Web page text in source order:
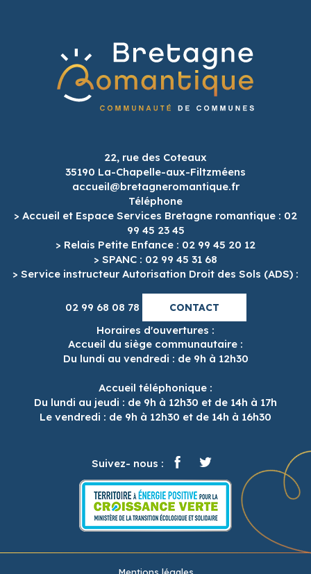
22, rue des Coteaux
35190 La-Chapelle-aux-Filtzméens
accueil@bretagneromantique.fr
Téléphone
> Accueil et Espace Services Bretagne romantique : 02
99 45 23 45
> Relais Petite Enfance : 02 99 45 20 12
> SPANC : 02 99 45 31 68
> Service instructeur Autorisation Droit des Sols (ADS) :
02 99 68 08 78 CONTACT
Horaires d'ouvertures :
Accueil du siège communautaire :
Du lundi au vendredi : de 9h à 12h30
Accueil téléphonique :
Du lundi au jeudi : de 9h à 12h30 et de 14h à 17h
Le vendredi : de 9h à 12h30 et de 14h à 16h30
Suivez- nous :
Mentions légales